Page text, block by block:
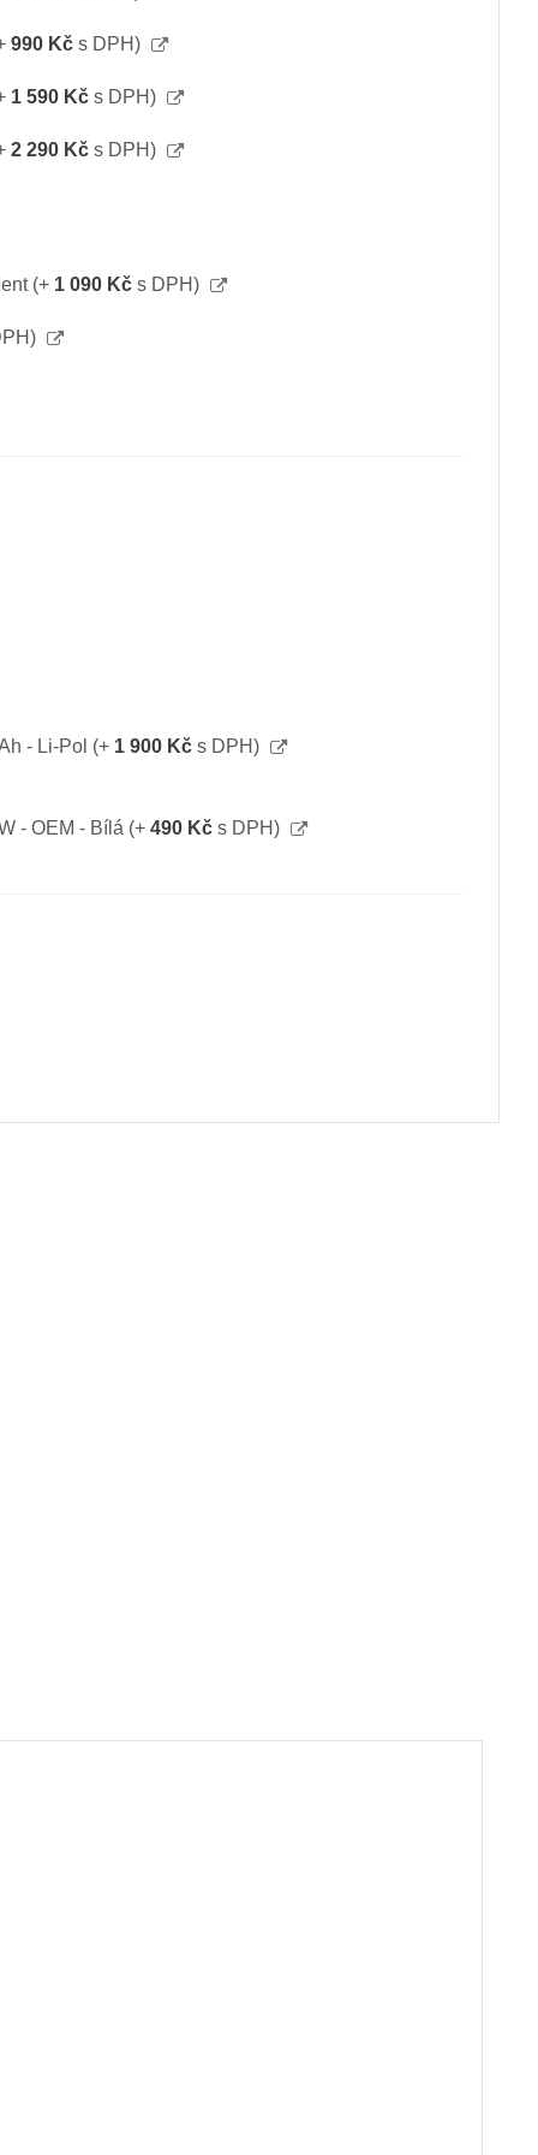
990 Kčs DPH)
1 590 Kčs DPH)
2 290 Kčs DPH)
(+ 1 090 Kčs DPH)
- Li-Pol (+ 1 900 Kčs DPH)
- OEM - Bílá (+ 490 Kčs DPH)